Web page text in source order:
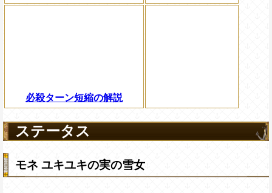
必殺ターン短縮の解説
ステータス
モネ ユキユキの実の雪女